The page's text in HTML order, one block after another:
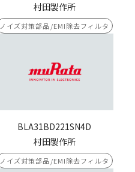
村田製作所
ノイズ対策部品/EMI除去フィルタ
BLA31BD221SN4D
村田製作所
ノイズ対策部品/EMI除去フィルタ